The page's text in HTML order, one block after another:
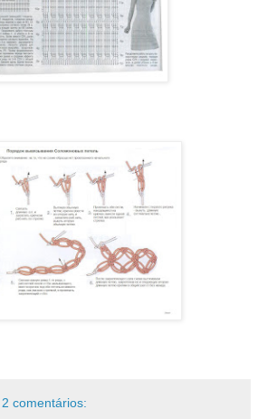
2 comentários: